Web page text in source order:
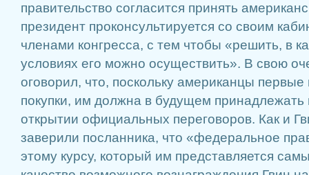
правительство согласится принять
президент проконсультируется со своим
членами конгресса, с тем чтобы «решить, в
условиях его можно осуществить». В свою
оговорил, что, поскольку американцы
покупки, им должна в будущем принадлежать
открытии официальных переговоров. Как и
заверили посланника, что «федеральное
этому курсу, который им представляется